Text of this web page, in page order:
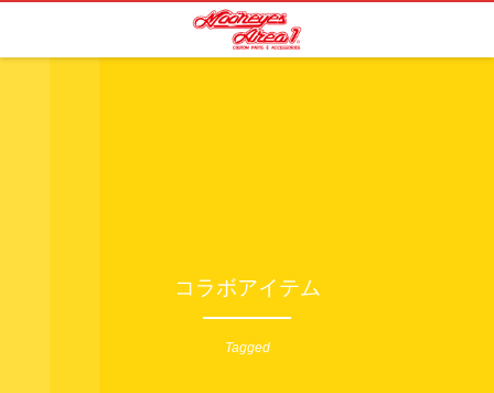
コラボアイテム
Tagged